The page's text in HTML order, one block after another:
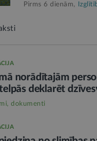
Pirms 6 dienām,
norādītajām
deklarēt
dokumenti